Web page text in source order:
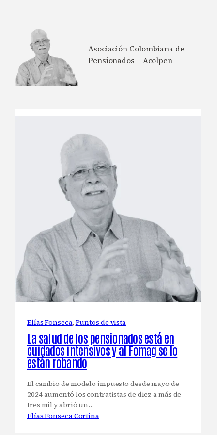
Asociación Colombiana de
Pensionados – Acolpen
Elías Fonseca, Puntos de vista
La salud de los pensionados está en
cuidados intensivos y al Fomag se lo
están robando
El cambio de modelo impuesto desde mayo de
2024 aumentó los contratistas de diez a más de
tres mil y abrió un…
Elías Fonseca Cortina